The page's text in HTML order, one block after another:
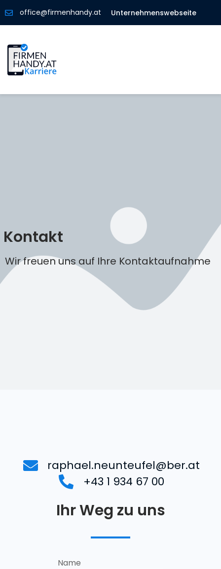
office@firmenhandy.at Unternehmenswebseite
Kontakt
Wir freuen uns auf Ihre Kontaktaufnahme
raphael.neunteufel@ber.at
+43 1 934 67 00
Ihr Weg zu uns
Name